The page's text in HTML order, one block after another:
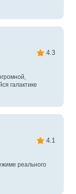
4.3
галактике
4.1
реального